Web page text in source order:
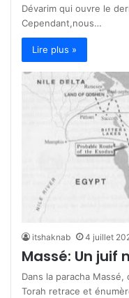
Dévarim qui ouvre le
Cependant,nous…
Lire plus »
itshaknab 4 juillet
Massé: Un juif
Dans la paracha
Torah retrace et